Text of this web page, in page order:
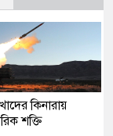
কিনারায়
শক্তি